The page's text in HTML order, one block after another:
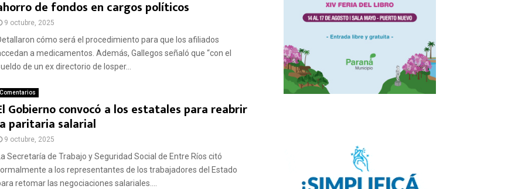
de fondos en cargos políticos
9 octubre, 2025
cómo será el procedimiento para que los afiliados
a medicamentos. Además, Gallegos señaló que “con el
de un ex directorio de Iosper...
Comentarios
Gobierno convocó a los estatales para reabrir
paritaria salarial
9 octubre, 2025
Secretaría de Trabajo y Seguridad Social de Entre Ríos citó
a los representantes de los trabajadores del Estado
retomar las negociaciones salariales....